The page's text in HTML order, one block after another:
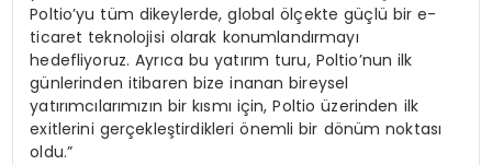
Poltio’yu tüm dikeylerde, global ölçekte güçlü bir e-
ticaret teknolojisi olarak konumlandırmayı
hedefliyoruz. Ayrıca bu yatırım turu, Poltio’nun ilk
günlerinden itibaren bize inanan bireysel
yatırımcılarımızın bir kısmı için, Poltio üzerinden ilk
exitlerini gerçekleştirdikleri önemli bir dönüm noktası
oldu.”